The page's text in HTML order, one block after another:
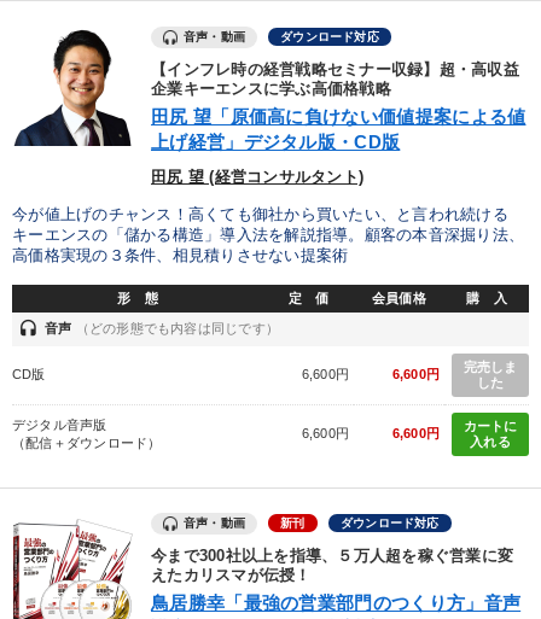
音声と動画で学ぶ
目的別
発想力を磨きたい 新事業・新商品づくり
財務・数字力の向上 リーダーの魅力向上
DX 生産性向上
※「更新」を押すと「カテゴリー」「目的別」「キーワード」を更新いただけます。
local_offer タグから探す refresh 更新する
音声・動画 ダウンロード対応
【インフレ時の経営戦略セミナー収録】超・高収益
企業キーエンスに学ぶ高価格戦略
田尻 望「原価高に負けない価値提案による値
上げ経営」デジタル版・CD版
田尻 望 (経営コンサルタント)
今が値上げのチャンス！高くても御社から買いたい、と言われ続ける
キーエンスの「儲かる構造」導入法を解説指導。顧客の本音深掘り法、
高価格実現の３条件、相見積りさせない提案術
形 態 定 価 会員価格 購 入
headset 音声 （どの形態でも内容は同じです）
CD版 6,600円 6,600円
完売しま
した
デジタル音声版
（配信＋ダウンロード）
6,600円 6,600円
カートに
入れる
音声・動画 新刊 ダウンロード対応
今まで300社以上を指導、５万人超を稼ぐ営業に変
えたカリスマが伝授！
鳥居勝幸「最強の営業部門のつくり方」音声